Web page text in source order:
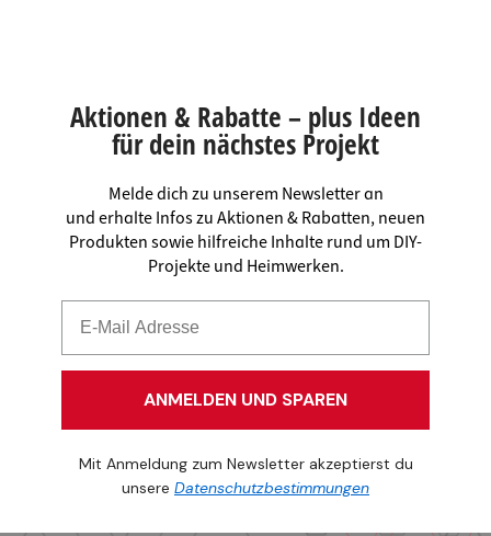
Aktionen & Rabatte – plus Ideen
für dein nächstes Projekt
Melde dich zu unserem Newsletter an
und erhalte Infos zu Aktionen & Rabatten, neuen
Produkten sowie hilfreiche Inhalte rund um DIY-
Projekte und Heimwerken.
ANMELDEN UND SPAREN
Mit Anmeldung zum Newsletter akzeptierst du
unsere Datenschutzbestimmungen